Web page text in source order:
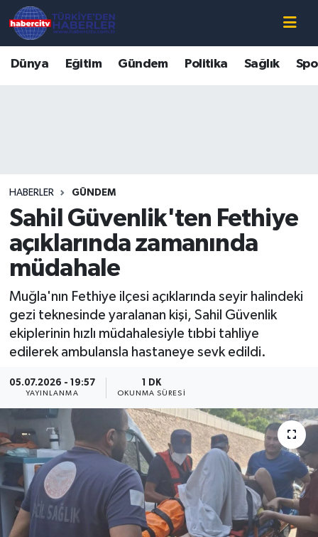
Dünya Eğitim Gündem Politika Sağlık
HABERLER GÜNDEM
Sahil Güvenlik'ten Fethiye
açıklarında zamanında
müdahale
Muğla'nın Fethiye ilçesi açıklarında seyir halindeki
gezi teknesinde yaralanan kişi, Sahil Güvenlik
ekiplerinin hızlı müdahalesiyle tıbbi tahliye
edilerek ambulansla hastaneye sevk edildi.
05.07.2026 - 19:57
YAYINLANMA
1 DK
OKUNMA SÜRESI
Süper Lig Puan Durumu ve Fikstür
Tüm Manşetler
Son Dakika Haberleri
Haber Arşivi